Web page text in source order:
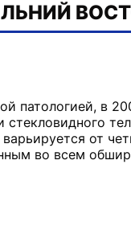
патологией, в
стекловидного
от
во всем